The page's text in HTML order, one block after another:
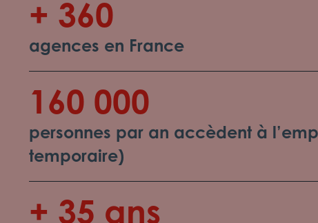
+ 360
agences en France
160 000
personnes par an accèdent à
temporaire)
+ 35 ans